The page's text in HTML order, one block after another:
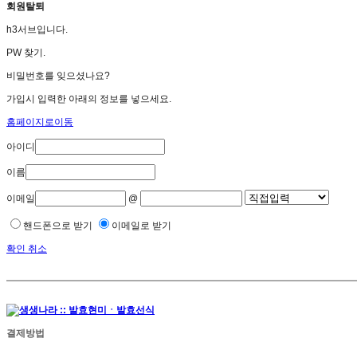
회원탈퇴
h3서브입니다.
PW 찾기.
비밀번호를 잊으셨나요?
가입시 입력한 아래의 정보를 넣으세요.
홈페이지로이동
아이디
이름
이메일 @
핸드폰으로 받기 이메일로 받기
확인 취소
결제방법